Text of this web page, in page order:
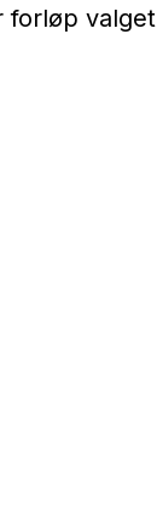
forløp valget